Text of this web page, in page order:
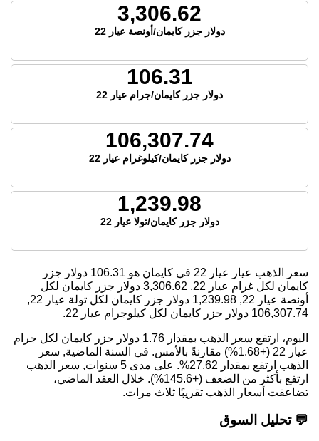
3,306.62
دولار جزر كايمان/أونصة عيار 22
106.31
دولار جزر كايمان/جرام عيار 22
106,307.74
دولار جزر كايمان/كيلوغرام عيار 22
1,239.98
دولار جزر كايمان/تولا عيار 22
سعر الذهب عيار عيار 22 في كايمان هو 106.31 دولار جزر
كايمان لكل غرام عيار 22,
3,306.62 دولار جزر كايمان لكل
أونصة عيار 22,
1,239.98 دولار جزر كايمان لكل تولة عيار 22,
106,307.74 دولار جزر كايمان لكل كيلوجرام عيار 22.
اليوم، ارتفع سعر الذهب بمقدار 1.76 دولار جزر كايمان لكل جرام
عيار 22 (+1.68%) مقارنةً بالأمس. في السنة الماضية, سعر
الذهب ارتفع بمقدار 27.62%. على مدى 5 سنوات, سعر الذهب
ارتفع بأكثر من الضعف (+145.6%). خلال العقد الماضي،
تضاعفت أسعار الذهب تقريبًا ثلاث مرات.
💬 تحليل السوق